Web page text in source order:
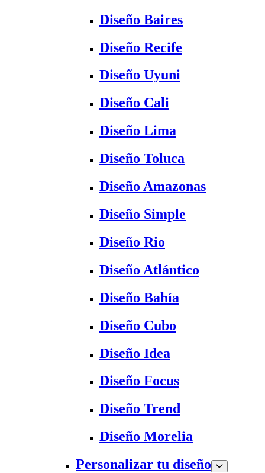
Diseño Baires
Diseño Recife
Diseño Uyuni
Diseño Cali
Diseño Lima
Diseño Toluca
Diseño Amazonas
Diseño Simple
Diseño Rio
Diseño Atlántico
Diseño Bahía
Diseño Cubo
Diseño Idea
Diseño Focus
Diseño Trend
Diseño Morelia
Personalizar tu diseño